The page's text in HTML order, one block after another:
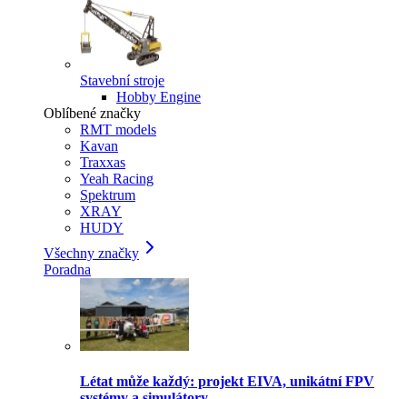
Stavební stroje
Hobby Engine
Oblíbené značky
RMT models
Kavan
Traxxas
Yeah Racing
Spektrum
XRAY
HUDY
Všechny značky
Poradna
Létat může každý: projekt EIVA, unikátní FPV